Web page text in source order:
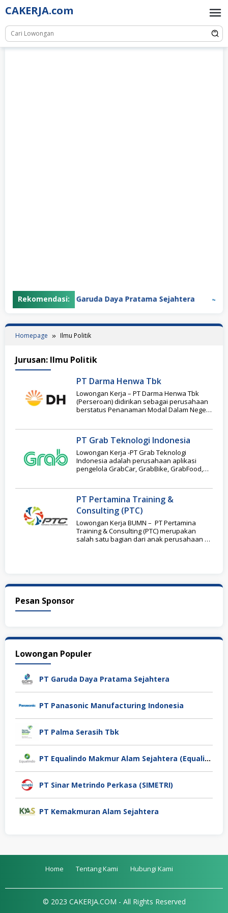
Skip
to
content
CAKERJA.com
Rekomendasi:PT Garuda Daya Pratama Sejahtera
Homepage Ilmu Politik
Jurusan: Ilmu Politik
PT Darma Henwa Tbk
Lowongan Kerja – PT Darma Henwa Tbk
(Perseroan) didirikan sebagai perusahaan
berstatus Penanaman Modal Dalam Negeri
PT Grab Teknologi Indonesia
Lowongan Kerja -PT Grab Teknologi
Indonesia adalah perusahaan aplikasi
pengelola GrabCar, GrabBike, GrabFood,
PT Pertamina Training &
Consulting (PTC)
Lowongan Kerja BUMN – PT Pertamina
Training & Consulting (PTC) merupakan
salah satu bagian dari anak perusahaan PT
Pesan Sponsor
Lowongan Populer
PT Garuda Daya Pratama Sejahtera
PT Panasonic Manufacturing Indonesia
PT Palma Serasih Tbk
PT Equalindo Makmur Alam Sejahtera (Equalindo Group)
PT Sinar Metrindo Perkasa (SIMETRI)
PT Kemakmuran Alam Sejahtera
Home Tentang Kami Hubungi Kami
© 2023 CAKERJA.COM - All Rights Reserved